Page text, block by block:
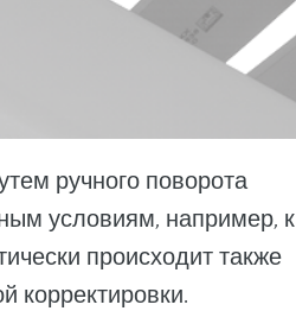
ручного поворота
условиям, например, к
происходит также
корректировки.